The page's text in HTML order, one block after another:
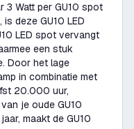
3 Watt per GU10 spot
deze GU10 LED
LED spot vervangt
een stuk
Door het lage
in combinatie met
20.000 uur,
je oude GU10
maakt de GU10